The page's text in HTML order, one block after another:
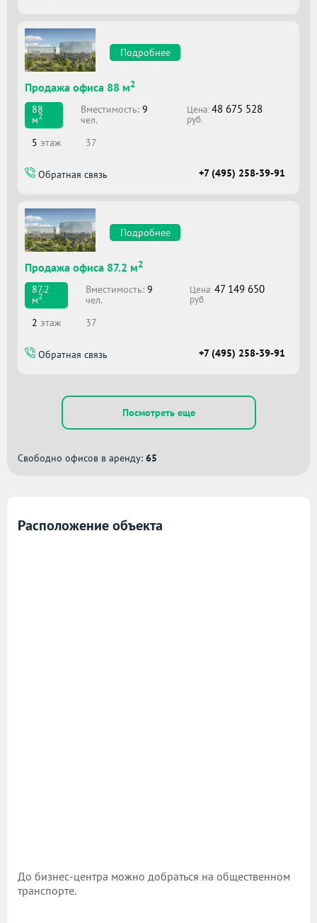
Подробнее
Продажа офиса 88 м2
88
м2
Вместимоcть: 9
чел.
Цена:48 675 528
руб.
5 этаж 37
Обратная связь +7 (495) 258-39-91
Подробнее
Продажа офиса 87.2 м2
87.2
м2
Вместимоcть: 9
чел.
Цена:47 149 650
руб.
2 этаж 37
Обратная связь +7 (495) 258-39-91
Посмотреть еще
Свободно офисов в аренду: 65
Расположение объекта
До бизнес-центра можно добраться на общественном
транспорте.